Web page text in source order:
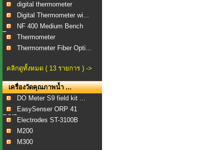
digital thermometer
Digital Thermometer wi...
NF 400 Medium Bench
To...
Thermometer
Thermometer Fiber Opti...
คลิกดูทั้งหมด ( 13 รายการ ) ->
เครื่องวัดคุณภาพน้ำ ...
DO Meter S9 field kit ...
EasySenser ORP 41
S/N2...Electrodes ST-3100B
M200
M300